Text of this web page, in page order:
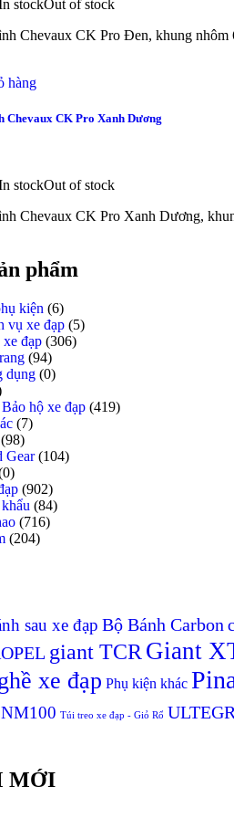
In stockOut of stock
Chevaux CK Pro Đen, khung
hàng
Chevaux CK Pro Xanh Dương
stockOut of stock
Chevaux CK Pro Xanh Dương,
phẩm
kiện (6)
vụ xe đạp (5)
đạp (306)
(94)
dụng (0)
hộ xe đạp (419)
(7)
(98)
Gear (104)
(902)
(84)
(716)
(204)
sau xe đạp Bộ Bánh Carbon
giant TCR Giant
xe đạp Phụ kiện khác
Túi treo xe đạp - Giỏ Rổ
MỚI